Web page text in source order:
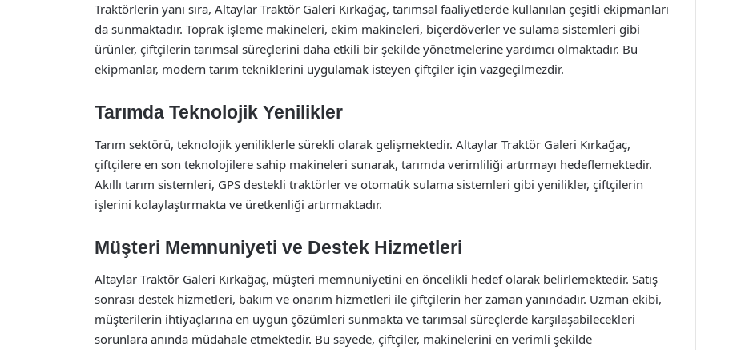
Traktörlerin yanı sıra, Altaylar Traktör Galeri Kırkağaç, tarımsal faaliyetlerde kullanılan çeşitli ekipmanları
da sunmaktadır. Toprak işleme makineleri, ekim makineleri, biçerdöverler ve sulama sistemleri gibi
ürünler, çiftçilerin tarımsal süreçlerini daha etkili bir şekilde yönetmelerine yardımcı olmaktadır. Bu
ekipmanlar, modern tarım tekniklerini uygulamak isteyen çiftçiler için vazgeçilmezdir.
Tarımda Teknolojik Yenilikler
Tarım sektörü, teknolojik yeniliklerle sürekli olarak gelişmektedir. Altaylar Traktör Galeri Kırkağaç,
çiftçilere en son teknolojilere sahip makineleri sunarak, tarımda verimliliği artırmayı hedeflemektedir.
Akıllı tarım sistemleri, GPS destekli traktörler ve otomatik sulama sistemleri gibi yenilikler, çiftçilerin
işlerini kolaylaştırmakta ve üretkenliği artırmaktadır.
Müşteri Memnuniyeti ve Destek Hizmetleri
Altaylar Traktör Galeri Kırkağaç, müşteri memnuniyetini en öncelikli hedef olarak belirlemektedir. Satış
sonrası destek hizmetleri, bakım ve onarım hizmetleri ile çiftçilerin her zaman yanındadır. Uzman ekibi,
müşterilerin ihtiyaçlarına en uygun çözümleri sunmakta ve tarımsal süreçlerde karşılaşabilecekleri
sorunlara anında müdahale etmektedir. Bu sayede, çiftçiler, makinelerini en verimli şekilde